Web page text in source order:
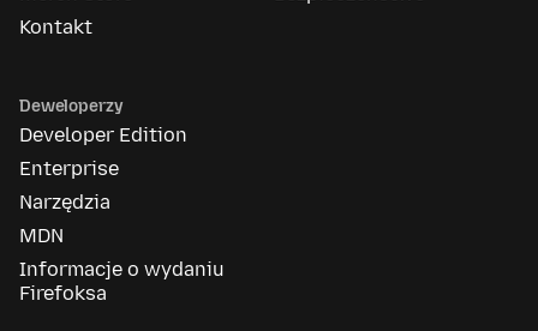
Kontakt
Deweloperzy
Developer Edition
Enterprise
Narzędzia
MDN
Informacje o wydaniu
Firefoksa